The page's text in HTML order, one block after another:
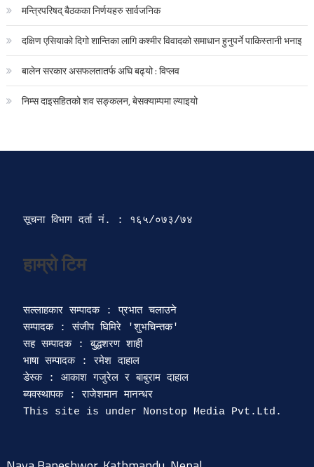
मन्त्रिपरिषद् बैठकका निर्णयहरु सार्वजनिक
दक्षिण एसियाको दिगो शान्तिका लागि कश्मीर विवादको समाधान हुनुपर्ने पाकिस्तानी भनाइ
बालेन सरकार असफलतातर्फ अघि बढ्यो : विप्लव
निम्स दाइसहितको शव सङ्कलन, बेसक्याम्पमा ल्याइयो
सूचना विभाग दर्ता‍ नं. : १६५/०७३/७४
हाम्रो टिम
सल्लाहकार सम्पादक : प्रभात चलाउने
सम्पादक : संजीप घिमिरे 'शुभचिन्तक'
सह सम्पादक : बुद्धशरण शाही
भाषा सम्पादक : रमेश दाहाल
डेस्क : आकाश गजुरेल र बाबुराम दाहाल
ब्यवस्थापक : राजेशमान मानन्धर